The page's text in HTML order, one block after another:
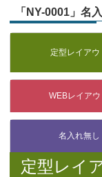
「NY-0001」名
定型レイ